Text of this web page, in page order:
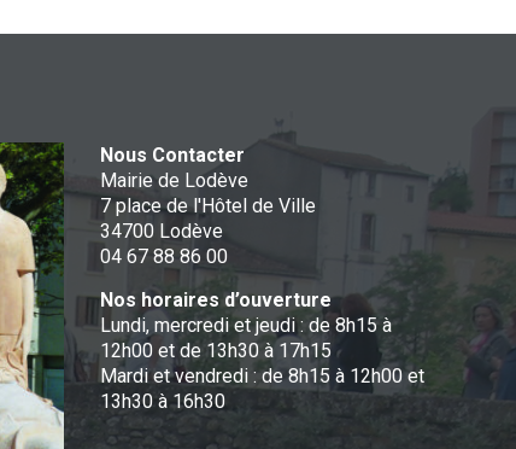
Nous Contacter
Mairie de Lodève
7 place de l'Hôtel de Ville
34700 Lodève
04 67 88 86 00
Nos horaires d’ouverture
Lundi, mercredi et jeudi : de 8h15 à
12h00 et de 13h30 à 17h15
Mardi et vendredi : de 8h15 à 12h00 et
13h30 à 16h30